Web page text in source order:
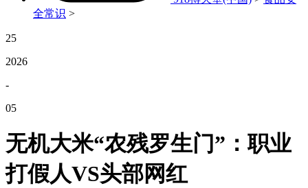
全常识 >
25
2026
-
05
无机大米“农残罗生门”：职业
打假人VS头部网红